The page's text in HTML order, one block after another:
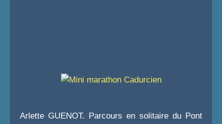
Arlette GUENOT. Parcours en solitaire du Pont